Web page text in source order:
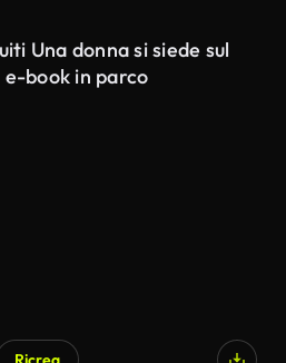
Una donna si siede sul
book in parco